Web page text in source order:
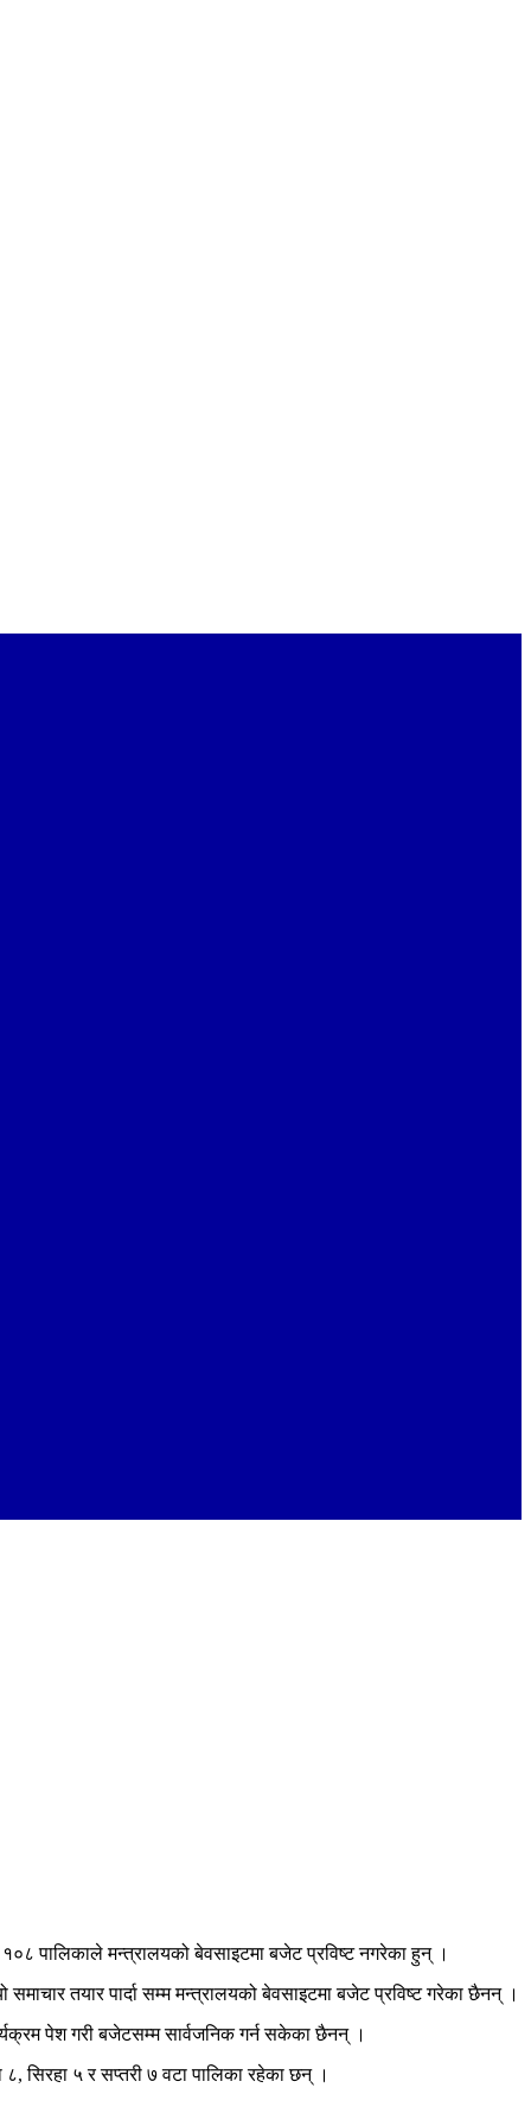
पालिकाले मन्त्रालयको बेवसाइटमा बजेट प्रविष्ट नगरेका हुन् ।
तयार पार्दा सम्म मन्त्रालयको बेवसाइटमा बजेट प्रविष्ट गरेका छैनन् ।
पेश गरी बजेटसम्म सार्वजनिक गर्न सकेका छैनन् ।
सिरहा ५ र सप्तरी ७ वटा पालिका रहेका छन् ।